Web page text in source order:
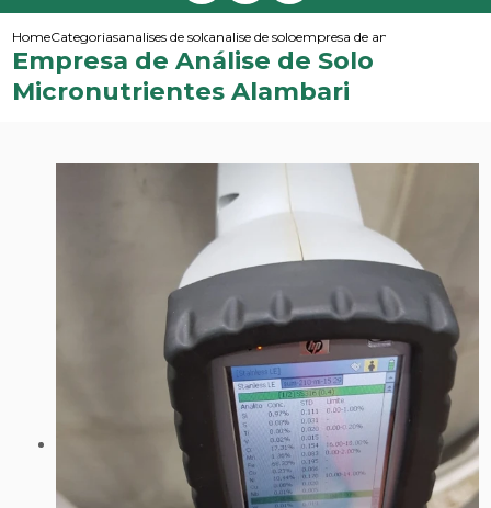
HomeCategoriasanalises de solos e sedimentos
analise de soloempresa de analise de solo
Empresa de Análise de Solo
Micronutrientes Alambari